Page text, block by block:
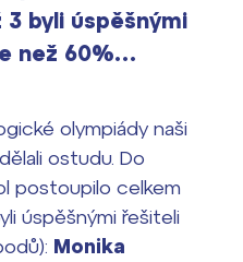
řízení
byli úspěšnými
než 60%…
olympiády naši
ostudu. Do
postoupilo celkem
úspěšnými řešiteli
Monika